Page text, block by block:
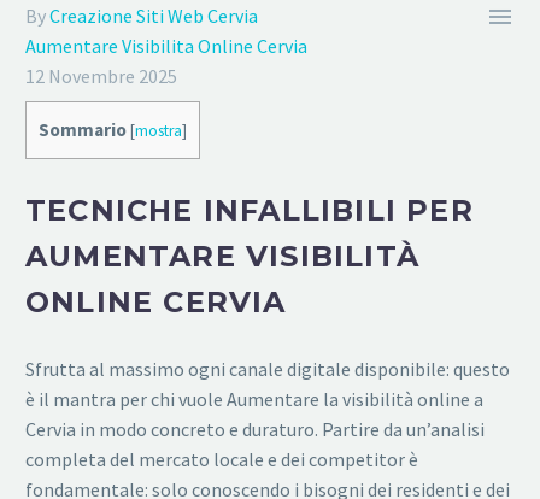

ByCreazione Siti Web Cervia
Aumentare Visibilita Online Cervia
12 Novembre 2025
Sommario[mostra]
TECNICHE INFALLIBILI PER
AUMENTARE VISIBILITÀ
ONLINE CERVIA
Sfrutta al massimo ogni canale digitale disponibile: questo
è il mantra per chi vuole Aumentare la visibilità online a
Cervia in modo concreto e duraturo. Partire da un’analisi
completa del mercato locale e dei competitor è
fondamentale: solo conoscendo i bisogni dei residenti e dei